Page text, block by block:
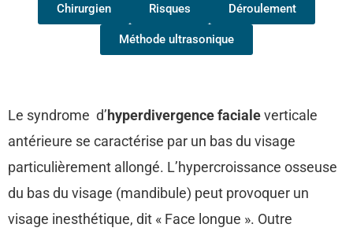
Chirurgien Risques Déroulement
Méthode ultrasonique
Le syndrome d’hyperdivergence facialeverticale
antérieure se caractérise par un bas du visage
particulièrement allongé. L’hypercroissance osseuse
du bas du visage (mandibule) peut provoquer un
visage inesthétique, dit « Face longue ». Outre